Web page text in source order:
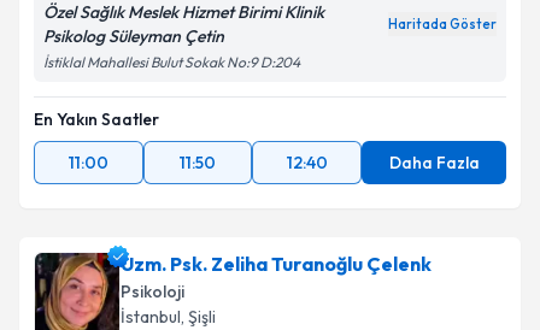
Özel Sağlık Meslek Hizmet Birimi Klinik
Psikolog Süleyman Çetin
Haritada Göster
İstiklal Mahallesi Bulut Sokak No:9 D:204
En Yakın Saatler
11:00
11:50 12:40 Daha Fazla
Uzm. Psk. Zeliha Turanoğlu Çelenk
Psikoloji
İstanbul, Şişli